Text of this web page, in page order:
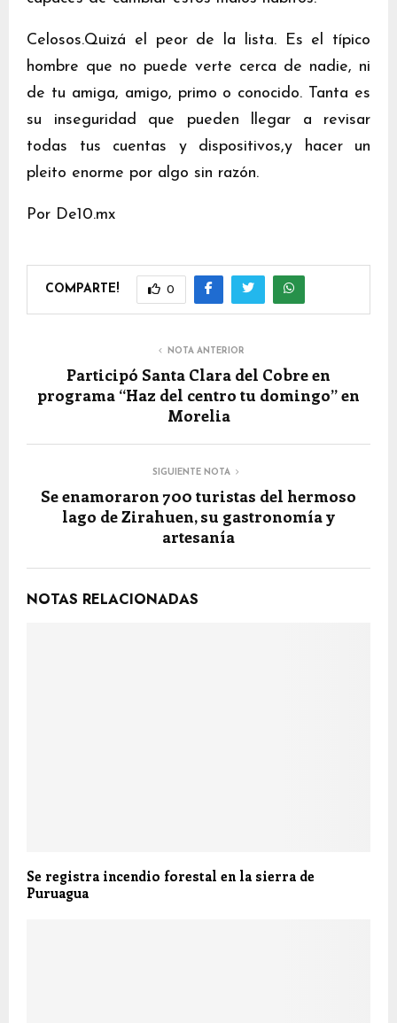
Celosos.Quizá el peor de la lista. Es el típico
hombre que no puede verte cerca de nadie, ni
de tu amiga, amigo, primo o conocido. Tanta es
su inseguridad que pueden llegar a revisar
todas tus cuentas y dispositivos,y hacer un
pleito enorme por algo sin razón.
Por De10.mx
COMPARTE! 0
NOTA ANTERIOR
Participó Santa Clara del Cobre en
programa “Haz del centro tu domingo” en
Morelia
SIGUIENTE NOTA
Se enamoraron 700 turistas del hermoso
lago de Zirahuen, su gastronomía y
artesanía
NOTAS RELACIONADAS
Se registra incendio forestal en la sierra de
Puruagua